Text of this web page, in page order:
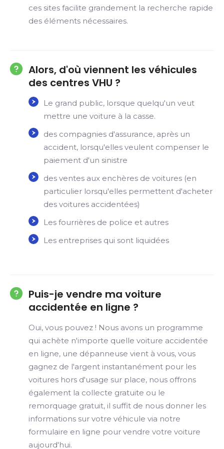
ces sites facilite grandement la recherche rapide
des éléments nécessaires.
Alors, d'où viennent les véhicules
des centres VHU ?
Le grand public, lorsque quelqu'un veut
mettre une voiture à la casse.
des compagnies d'assurance, après un
accident, lorsqu'elles veulent compenser le
paiement d'un sinistre
des ventes aux enchères de voitures (en
particulier lorsqu'elles permettent d'acheter
des voitures accidentées)
Les fourrières de police et autres
Les entreprises qui sont liquidées
Puis-je vendre ma voiture
accidentée en ligne ?
Oui, vous pouvez ! Nous avons un programme
qui achète n'importe quelle voiture accidentée
en ligne, une dépanneuse vient à vous, vous
gagnez de l'argent instantanément pour les
voitures hors d'usage sur place, nous offrons
également la collecte gratuite ou le
remorquage gratuit, il suffit de nous donner les
informations sur votre véhicule via notre
formulaire en ligne pour vendre votre voiture
aujourd'hui.